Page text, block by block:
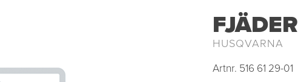
FJÄDER
HUSQVARNA
Artnr. 516 61 29-01